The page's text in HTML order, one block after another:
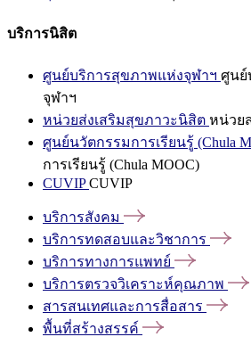
บริการนิสิต
ศูนย์บริการสุขภาพแห่งจุฬาฯ ศูนย์
จุฬาฯ
หน่วยส่งเสริมสุขภาวะนิสิต หน่วย
ศูนย์นวัตกรรมการเรียนรู้ (Chula
การเรียนรู้ (Chula MOOC)
CUVIPCUVIP
บริการสังคม
บริการทดสอบและวิชาการ
บริการทางการแพทย์
บริการตรวจวิเคราะห์คุณภาพ
สารสนเทศและการสื่อสาร
พื้นที่สร้างสรรค์